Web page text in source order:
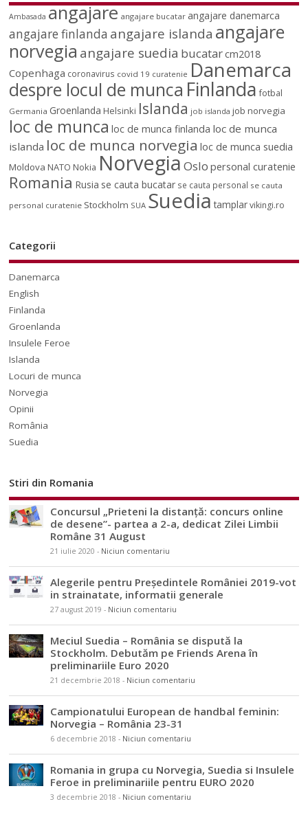
Ambasada angajare angajare bucatar angajare danemarca
angajare finlanda angajare islanda angajare
norvegia angajare suedia bucatarcm2018
Copenhaga coronavirus covid 19 curatenie Danemarca
despre locul de munca Finlanda fotbal
Germania Groenlanda Helsinki Islanda job islanda job norvegia
loc de munca loc de munca finlanda loc de munca
islanda loc de munca norvegia loc de munca suedia
Moldova NATO Nokia NorvegiaOslo personal curatenie
Romania Rusia se cauta bucatar se cauta personal se cauta
personal curatenie Stockholm SUA Suedia tamplar vikingi.ro
Categorii
Danemarca
English
Finlanda
Groenlanda
Insulele Feroe
Islanda
Locuri de munca
Norvegia
Opinii
România
Suedia
Stiri din Romania
Concursul „Prieteni la distanță: concurs online
de desene”- partea a 2-a, dedicat Zilei Limbii
Române 31 August
21 iulie 2020 - Niciun comentariu
Alegerile pentru Președintele României 2019-vot
in strainatate, informatii generale
27 august 2019 - Niciun comentariu
Meciul Suedia – România se dispută la
Stockholm. Debutăm pe Friends Arena în
preliminariile Euro 2020
21 decembrie 2018 - Niciun comentariu
Campionatului European de handbal feminin:
Norvegia – România 23-31
6 decembrie 2018 - Niciun comentariu
Romania in grupa cu Norvegia, Suedia si Insulele
Feroe in preliminariile pentru EURO 2020
3 decembrie 2018 - Niciun comentariu